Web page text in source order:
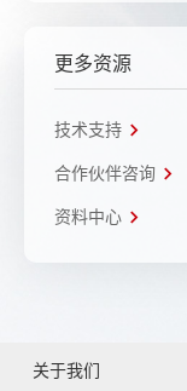
更多资源
技术支持
合作伙伴咨询
资料中心
关于我们